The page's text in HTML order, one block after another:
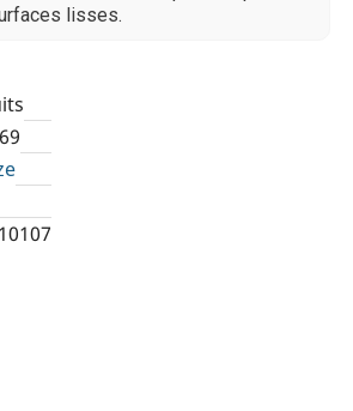
lisses.